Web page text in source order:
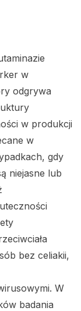
w
odgrywa
w produkcji
w
gdy
niejasne lub
bez celiakii,
W
badania